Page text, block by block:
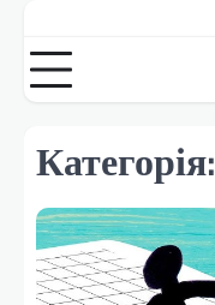
вмісту
Категорія: